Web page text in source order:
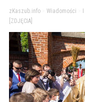
zKaszub.info> Wiadomości
[ZDJĘCIA]